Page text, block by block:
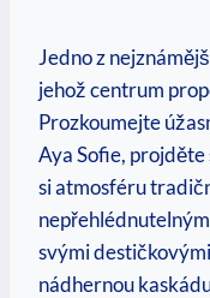
Jedno z
jehož centrum
Prozkoumejte
Aya Sofie,
si atmosféru
svými
nádhernou